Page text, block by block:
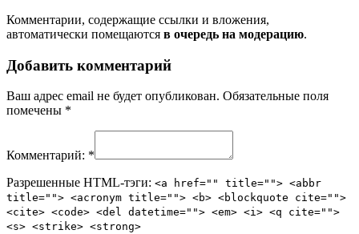
Комментарии, содержащие ссылки и вложения,
автоматически помещаются в очередь на модерацию.
Добавить комментарий
Ваш адрес email не будет опубликован. Обязательные поля
помечены *
Комментарий: *
Разрешенные HTML-тэги: <a href="" title=""> <abbr
title=""> <acronym title=""> <b> <blockquote cite="">
<cite> <code> <del datetime=""> <em> <i> <q cite="">
<s> <strike> <strong>